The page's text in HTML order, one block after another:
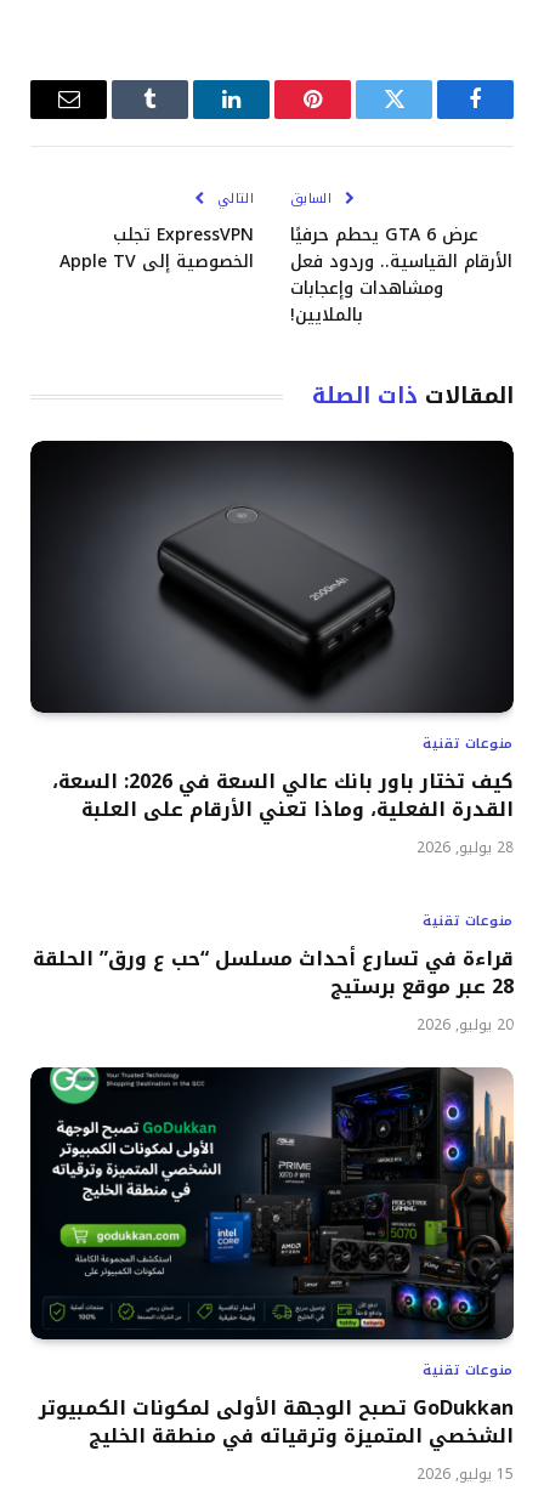
فيسبوكتويتر بينتيريستلينكدإن Tumblrالبريد
السابق
عرض GTA 6 يحطم حرفيًا
الأرقام القياسية.. وردود فعل
ومشاهدات وإعجابات
بالملايين!
التالي
ExpressVPN تجلب
الخصوصية إلى Apple TV
المقالات ذات الصلة
منوعات تقنية
كيف تختار باور بانك عالي السعة في 2026: السعة،
القدرة الفعلية، وماذا تعني الأرقام على العلبة
28 يوليو, 2026
منوعات تقنية
قراءة في تسارع أحداث مسلسل “حب ع ورق” الحلقة
28 عبر موقع برستيج
20 يوليو, 2026
منوعات تقنية
GoDukkan تصبح الوجهة الأولى لمكونات الكمبيوتر
الشخصي المتميزة وترقياته في منطقة الخليج
15 يوليو, 2026